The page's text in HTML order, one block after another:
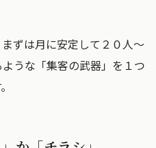
ずは月に安定して２０人～
うな「集客の武器」を１つ